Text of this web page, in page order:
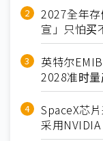
2027全年
宣」只怕买
英特尔
2028准时量
SpaceX芯
采用NVIDIA